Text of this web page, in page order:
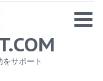
サポート